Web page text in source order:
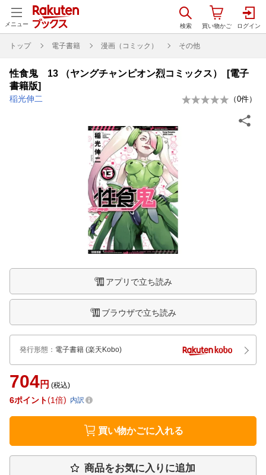
メニュー
トップ 電子書籍 漫画（コミック） その他
性食鬼 13 （ヤングチャンピオン烈コミックス） [電子
書籍版]
稲光伸二 （0件）
アプリで立ち読み
ブラウザで立ち読み
発行形態 ： 電子書籍 (楽天Kobo)
704円 (税込)
6ポイント 1倍 内訳
買い物かごに入れる
商品をお気に入りに追加